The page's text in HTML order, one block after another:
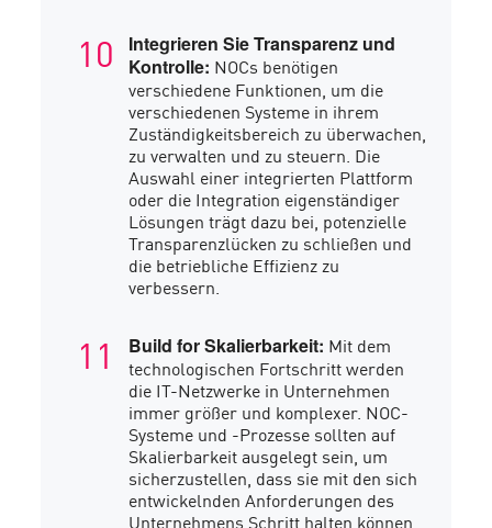
Integrieren Sie Transparenz und
Kontrolle: NOCs benötigen
verschiedene Funktionen, um die
verschiedenen Systeme in ihrem
Zuständigkeitsbereich zu überwachen,
zu verwalten und zu steuern. Die
Auswahl einer integrierten Plattform
oder die Integration eigenständiger
Lösungen trägt dazu bei, potenzielle
Transparenzlücken zu schließen und
die betriebliche Effizienz zu
verbessern.
Build for Skalierbarkeit: Mit dem
technologischen Fortschritt werden
die IT-Netzwerke in Unternehmen
immer größer und komplexer. NOC-
Systeme und -Prozesse sollten auf
Skalierbarkeit ausgelegt sein, um
sicherzustellen, dass sie mit den sich
entwickelnden Anforderungen des
Unternehmens Schritt halten können.